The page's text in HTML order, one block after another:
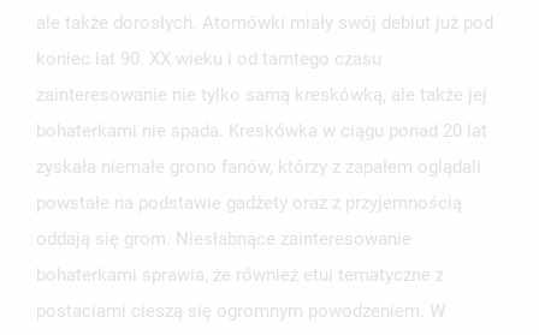
ale także dorosłych. Atomówki miały swój debiut już pod
koniec lat 90. XX wieku i od tamtego czasu
zainteresowanie nie tylko samą kreskówką, ale także jej
bohaterkami nie spada. Kreskówka w ciągu ponad 20 lat
zyskała niemałe grono fanów, którzy z zapałem oglądali
powstałe na podstawie gadżety oraz z przyjemnością
oddają się grom. Niesłabnące zainteresowanie
bohaterkami sprawia, że również etui tematyczne z
postaciami cieszą się ogromnym powodzeniem. W
MOJE LISTY ŻYCZEŃ
UTWÓRZ LISTĘ ŻYCZEŃ
NAZWA LISTY ŻYCZEŃ
ZALOGUJ SIĘ
MUSISZ BYĆ ZALOGOWANY BY ZAPISAĆ PRODUKTY NA
SWOJEJ LIŚCIE ŻYCZEŃ.